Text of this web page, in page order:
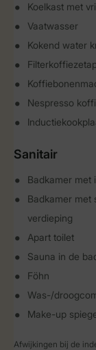
Koelkast met
Vaatwasser
Kokend water
Nespresso
Sanitair
Badkamer met
Badkamer met
verdieping
Apart toilet
Sauna in de
Föhn
Was-/
Make-up
Afwijkingen bij de